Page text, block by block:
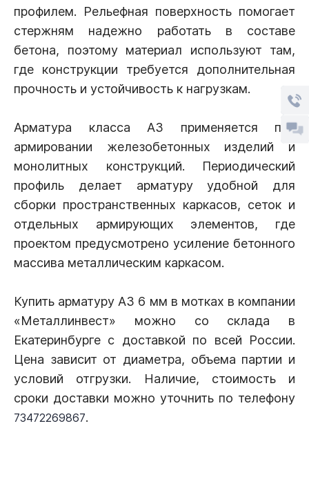
профилем. Рельефная поверхность помогает
стержням надежно работать в составе
бетона, поэтому материал используют там,
где конструкции требуется дополнительная
прочность и устойчивость к нагрузкам.
Арматура класса А3 применяется при
армировании железобетонных изделий и
монолитных конструкций. Периодический
профиль делает арматуру удобной для
сборки пространственных каркасов, сеток и
отдельных армирующих элементов, где
проектом предусмотрено усиление бетонного
массива металлическим каркасом.
Купить арматуру А3 6 мм в мотках в компании
«Металлинвест» можно со склада в
Екатеринбурге с доставкой по всей России.
Цена зависит от диаметра, объема партии и
условий отгрузки. Наличие, стоимость и
сроки доставки можно уточнить по телефону
73472269867.